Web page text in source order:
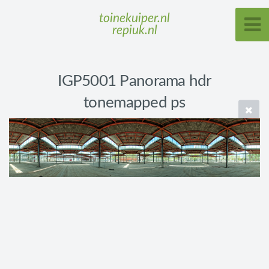
toinekuiper.nl
repiuk.nl
IGP5001 Panorama hdr
tonemapped ps